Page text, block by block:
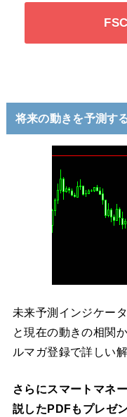
将来の動きを予測す
未来予測インジケー
と現在の動きの相関
ルマガ登録で詳しい
さらにスマートマネ
説したPDFもプレゼ